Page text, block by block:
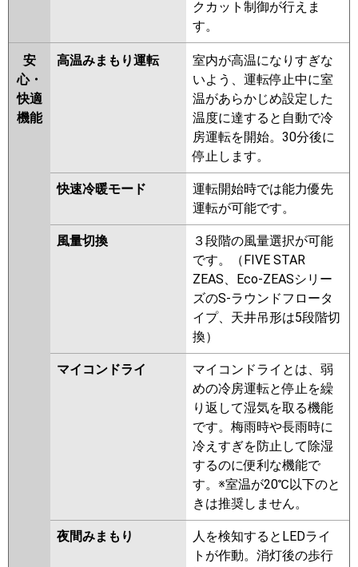
クカット制御が行えま
す。
安
心・
快適
機能
高温みまもり運転
室内が高温になりすぎな
いよう、運転停止中に室
温があらかじめ設定した
温度に達すると自動で冷
房運転を開始。30分後に
停止します。
快速冷暖モード
運転開始時では能力優先
運転が可能です。
風量切換
３段階の風量選択が可能
です。（FIVE STAR
ZEAS、Eco-ZEASシリー
ズのS-ラウンドフロータ
イプ、天井吊形は5段階切
換）
マイコンドライ
マイコンドライとは、弱
めの冷房運転と停止を繰
り返して湿気を取る機能
です。梅雨時や長雨時に
冷えすぎを防止して除湿
するのに便利な機能で
す。※室温が20℃以下のと
きは推奨しません。
夜間みまもり
人を検知するとLEDライ
トが作動。消灯後の歩行